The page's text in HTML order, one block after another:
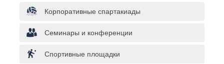
Корпоративные спартакиады
Семинары и конференции
Спортивные площадки